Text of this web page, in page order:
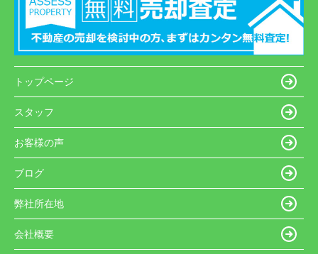
トップページ
スタッフ
お客様の声
ブログ
弊社所在地
会社概要